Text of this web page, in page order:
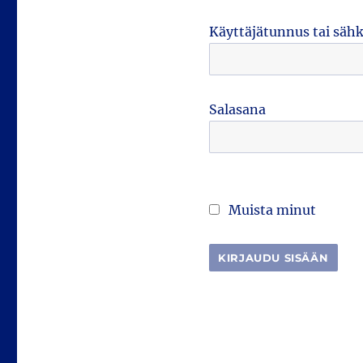
Käyttäjätunnus tai
Salasana
Muista minut